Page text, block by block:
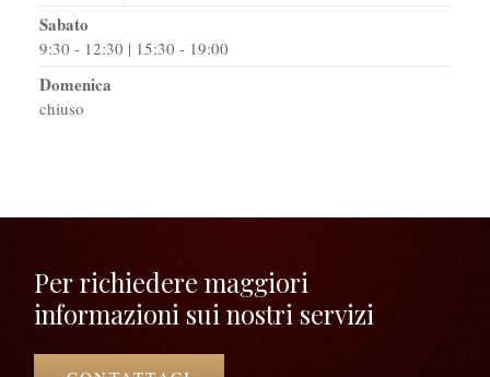
Sabato
9:30 - 12:30 | 15:30 - 19:00
Domenica
chiuso
Per richiedere maggiori
informazioni sui nostri servizi